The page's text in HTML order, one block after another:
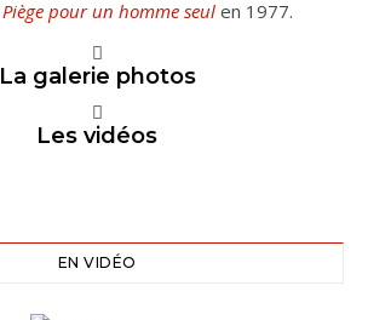
Piège pour un homme seul en 1977.
La galerie photos
Les vidéos
EN VIDÉO